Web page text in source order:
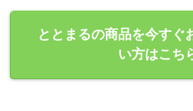
ととまるの商品を今すぐ
い方はこち